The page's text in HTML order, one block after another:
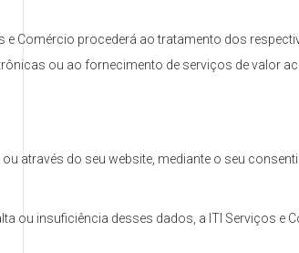
Comércio procederá ao tratamento dos
ou ao fornecimento de serviços de valor
através do seu website, mediante o seu
ou insuficiência desses dados, a ITI Serviços e